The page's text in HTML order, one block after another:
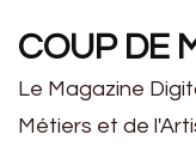
COUP DE
Le Magazine
Métiers et de